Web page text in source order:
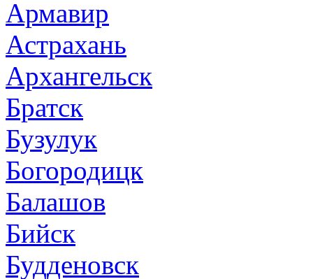
Армавир
Астрахань
Архангельск
Братск
Бузулук
Богородицк
Балашов
Бийск
Будденовск